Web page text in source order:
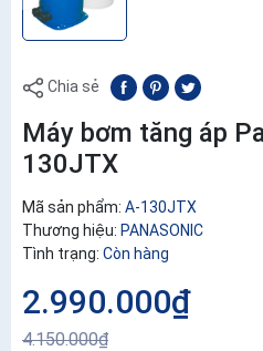
Chia sẻ
Máy bơm tăng áp
130JTX
Mã sản phẩm: A-130JTX
Thương hiệu: PANASONIC
Tình trạng: Còn hàng
2.990.000₫
4.150.000₫